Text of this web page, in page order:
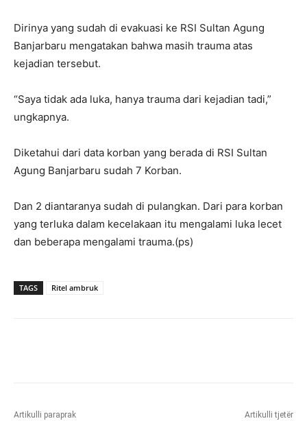
Dirinya yang sudah di evakuasi ke RSI Sultan Agung
Banjarbaru mengatakan bahwa masih trauma atas
kejadian tersebut.
“Saya tidak ada luka, hanya trauma dari kejadian tadi,”
ungkapnya.
Diketahui dari data korban yang berada di RSI Sultan
Agung Banjarbaru sudah 7 Korban.
Dan 2 diantaranya sudah di pulangkan. Dari para korban
yang terluka dalam kecelakaan itu mengalami luka lecet
dan beberapa mengalami trauma.(ps)
TAGS Ritel ambruk
Artikulli paraprak Artikulli tjetër